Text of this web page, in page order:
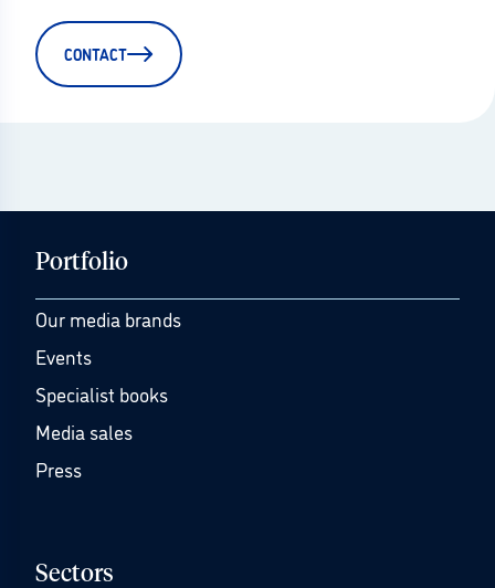
CONTACT
Portfolio
Our media brands
Events
Specialist books
Media sales
Press
Sectors